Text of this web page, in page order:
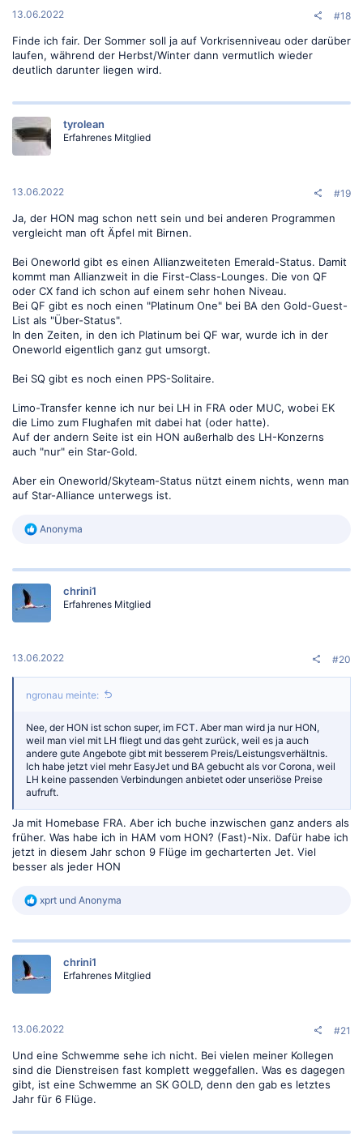
:
13.06.2022 #18
Finde ich fair. Der Sommer soll ja auf Vorkrisenniveau oder darüber
laufen, während der Herbst/Winter dann vermutlich wieder
deutlich darunter liegen wird.
tyrolean
Erfahrenes Mitglied
13.06.2022 #19
Ja, der HON mag schon nett sein und bei anderen Programmen
vergleicht man oft Äpfel mit Birnen.
Bei Oneworld gibt es einen Allianzweiteten Emerald-Status. Damit
kommt man Allianzweit in die First-Class-Lounges. Die von QF
oder CX fand ich schon auf einem sehr hohen Niveau.
Bei QF gibt es noch einen "Platinum One" bei BA den Gold-Guest-
List als "Über-Status".
In den Zeiten, in den ich Platinum bei QF war, wurde ich in der
Oneworld eigentlich ganz gut umsorgt.
Bei SQ gibt es noch einen PPS-Solitaire.
Limo-Transfer kenne ich nur bei LH in FRA oder MUC, wobei EK
die Limo zum Flughafen mit dabei hat (oder hatte).
Auf der andern Seite ist ein HON außerhalb des LH-Konzerns
auch "nur" ein Star-Gold.
Aber ein Oneworld/Skyteam-Status nützt einem nichts, wenn man
auf Star-Alliance unterwegs ist.
R
k
o
:
Anonyma
chrini1
Erfahrenes Mitglied
13.06.2022 #20
ngronau meinte:
Nee, der HON ist schon super, im FCT. Aber man wird ja nur HON,
weil man viel mit LH fliegt und das geht zurück, weil es ja auch
andere gute Angebote gibt mit besserem Preis/Leistungsverhältnis.
Ich habe jetzt viel mehr EasyJet und BA gebucht als vor Corona, weil
LH keine passenden Verbindungen anbietet oder unseriöse Preise
aufruft.
Ja mit Homebase FRA. Aber ich buche inzwischen ganz anders als
früher. Was habe ich in HAM vom HON? (Fast)-Nix. Dafür habe ich
jetzt in diesem Jahr schon 9 Flüge im gecharterten Jet. Viel
besser als jeder HON
R
k
o
:
xprt und Anonyma
chrini1
Erfahrenes Mitglied
13.06.2022 #21
Und eine Schwemme sehe ich nicht. Bei vielen meiner Kollegen
sind die Dienstreisen fast komplett weggefallen. Was es dagegen
gibt, ist eine Schwemme an SK GOLD, denn den gab es letztes
Jahr für 6 Flüge.